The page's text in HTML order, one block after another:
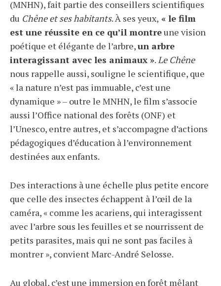
(MNHN), fait partie des conseillers scientifiques
du Chêne et ses habitants. À ses yeux, « le film
est une réussite en ce qu’il montreune vision
poétique et élégante de l’arbre,un arbre
interagissant avec les animaux ». Le Chêne
nous rappelle aussi, souligne le scientifique, que
« la nature n’est pas immuable, c’est une
dynamique » – outre le MNHN, le film s’associe
aussi l’Office national des forêts (ONF) et
l’Unesco, entre autres, et s’accompagne d’actions
pédagogiques d’éducation à l’environnement
destinées aux enfants.
Des interactions à une échelle plus petite encore
que celle des insectes échappent à l’œil de la
caméra, « comme les acariens, qui interagissent
avec l’arbre sous les feuilles et se nourrissent de
petits parasites, mais qui ne sont pas faciles à
montrer », convient Marc-André Selosse.
Au global, c’est une immersion en forêt mêlant